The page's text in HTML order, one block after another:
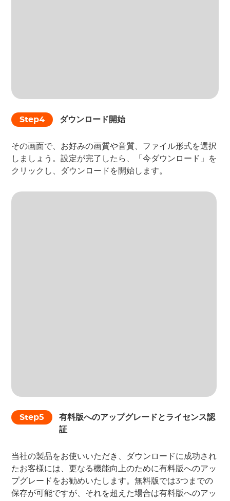
Step4 ダウンロード開始
その画面で、お好みの画質や音質、ファイル形式を選択
しましょう。設定が完了したら、「今ダウンロード」を
クリックし、ダウンロードを開始します。
Step5
有料版へのアップグレードとライセンス認
証
当社の製品をお使いいただき、ダウンロードに成功され
たお客様には、更なる機能向上のために有料版へのアッ
プグレードをお勧めいたします。無料版では3つまでの
保存が可能ですが、それを超えた場合は有料版へのアッ